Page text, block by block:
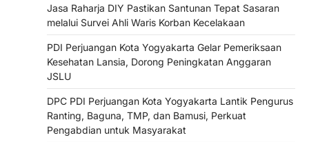
Jasa Raharja DIY Pastikan Santunan Tepat Sasaran
melalui Survei Ahli Waris Korban Kecelakaan
PDI Perjuangan Kota Yogyakarta Gelar Pemeriksaan
Kesehatan Lansia, Dorong Peningkatan Anggaran
JSLU
DPC PDI Perjuangan Kota Yogyakarta Lantik Pengurus
Ranting, Baguna, TMP, dan Bamusi, Perkuat
Pengabdian untuk Masyarakat